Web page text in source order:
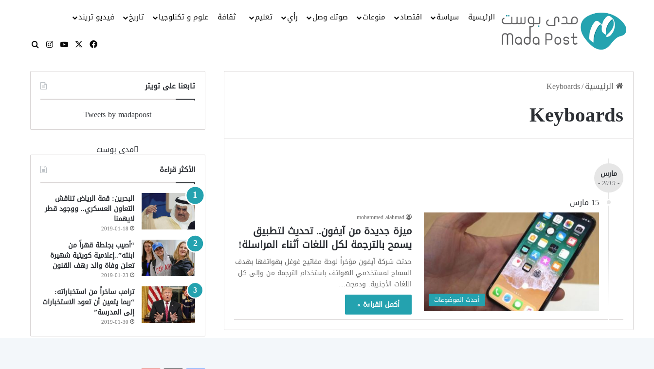
الرئيسية سياسة اقتصاد منوعات صوتك وصل رأي تعليم ثقافة علوم و تكنلوجيا تاريخ فيديو تريند
فيسبوك
‫X
‫YouTube
انستقرامبحث عن
الرئيسية/
Keyboards
Keyboards
مارس
- 2019 -
15 مارس
أحدث الموضوعات
mohammed alahmad
ميزة جديدة من آيفون.. تحديث لتطبيق
يسمح بالترجمة لكل اللغات أثناء المراسلة!
حدثت شركة آيفون مؤخراً لوحة مفاتيح غوغل بهواتفها بهدف
السماح لمستخدمي الهواتف باستخدام الترجمة من وإلى كل
اللغات الأجنبية. ودمجت…
أكمل القراءة »
تابعنا على تويتر
Tweets by madapoost
‏مدى بوست‏
الأكثر قراءة
البحرين: قمة الرياض تناقش
التعاون العسكري.. ووجود قطر
لايهمنا
2019-01-18
“أصيب بجلطة قهراً من
ابنته”..إعلامية كويتية شهيرة
تعلن وفاة والد رهف القنون
2019-01-23
ترامب ساخراً من استخباراته:
“ربما يتعين أن تعود الاستخبارات
إلى المدرسة”
2019-01-30